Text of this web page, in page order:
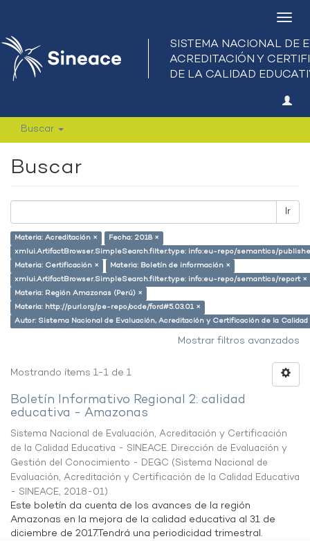
Buscar
Buscar
Ir
Materia: Acreditación ×
Fecha: 2018 ×
xmlui.ArtifactBrowser.SimpleSearch.filter.type: info:eu-repo/semantics/
Materia: Certificación ×
Materia: Boletín de información ×
xmlui.ArtifactBrowser.SimpleSearch.filter.type: info:eu-repo/semantics/report ×
Materia: Región Amazonas (Perú) ×
Materia: http://purl.org/pe-repo/ocde/ford#5.03.01 ×
Autor: Sistema Nacional de Evaluación, Acreditación y Certificación de la
Mostrar filtros avanzados
Mostrando ítems 1-1 de 1
Boletín Informativo Regional 2: calidad
educativa - Amazonas
Sistema Nacional de Evaluación, Acreditación y Certificación
de la Calidad Educativa - SINEACE. Dirección de Evaluación y
Gestión del Conocimiento - DEGC (Sistema Nacional de
Evaluación, Acreditación y Certificación de la Calidad Educativa
- SINEACE, 2018-01)
Este boletín da cuenta de los avances de la región
Amazonas en la mejora de la calidad educativa al 31 de
diciembre de 2017.Tendrá una periodicidad trimestral.